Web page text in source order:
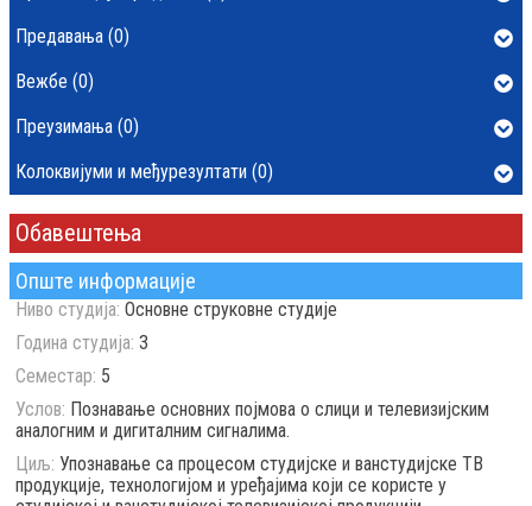
Опште информације
Ниво студија: Основне струковне студије
Година студија: 3
Семестар: 5
Услов: Познавање основних појмова о слици и телевизијским
аналогним и дигиталним сигналима.
Циљ: Упознавање са процесом студијске и ванстудијске ТВ
продукције, технологијом и уређајима који се користе у
Предавања (0)
Вежбе (0)
Преузимања (0)
Колоквијуми и међурезултати (0)
Обавештења